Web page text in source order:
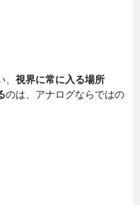
視界に常に入る場所
のは、アナログならではの